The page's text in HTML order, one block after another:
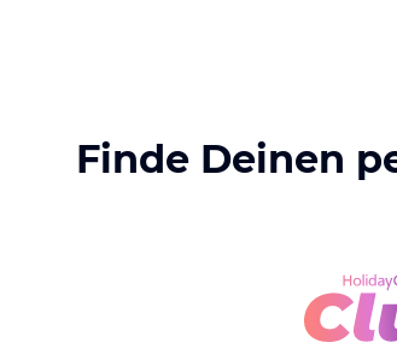
Finde Deinen